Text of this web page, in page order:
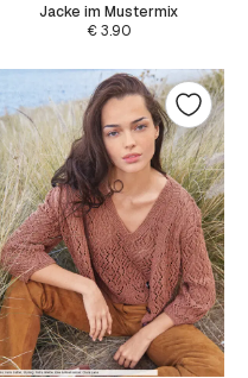
Jacke im Mustermix
€3.90